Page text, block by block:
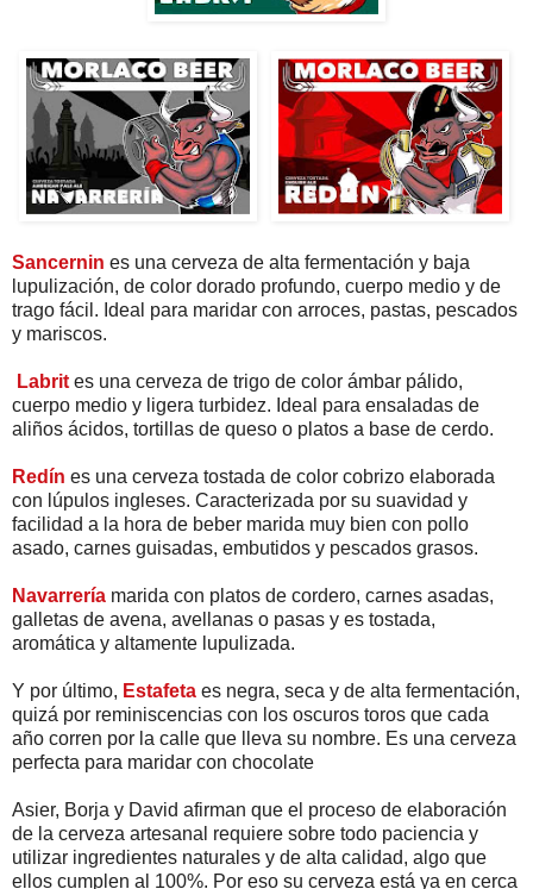
Sancernin es una cerveza de alta fermentación y baja
lupulización, de color dorado profundo, cuerpo medio y de
trago fácil. Ideal para maridar con arroces, pastas, pescados
y mariscos.
Labrites una cerveza de trigo de color ámbar pálido,
cuerpo medio y ligera turbidez. Ideal para ensaladas de
aliños ácidos, tortillas de queso o platos a base de cerdo.
Redín es una cerveza tostada de color cobrizo elaborada
con lúpulos ingleses. Caracterizada por su suavidad y
facilidad a la hora de beber marida muy bien con pollo
asado, carnes guisadas, embutidos y pescados grasos.
Navarrería marida con platos de cordero, carnes asadas,
galletas de avena, avellanas o pasas y es tostada,
aromática y altamente lupulizada.
Y por último, Estafeta es negra, seca y de alta fermentación,
quizá por reminiscencias con los oscuros toros que cada
año corren por la calle que lleva su nombre. Es una cerveza
perfecta para maridar con chocolate
Asier, Borja y David afirman que el proceso de elaboración
de la cerveza artesanal requiere sobre todo paciencia y
utilizar ingredientes naturales y de alta calidad, algo que
ellos cumplen al 100%. Por eso su cerveza está ya en cerca